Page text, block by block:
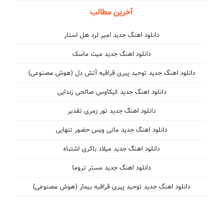
آخرین مطالب
دانلود اهنگ جدید امیر لرد هل استار
دانلود اهنگ جدید میث ماسک
دانلود اهنگ جدید توحید پیری قراقیه آتش دل (هوش مصنوعی)
دانلود اهنگ جدید کیکاوس صالحی زندایی
دانلود اهنگ جدید تور زمری تقدیر
دانلود اهنگ جدید مانی ویس حضور تنهایی
دانلود اهنگ جدید میلاد باکری اشتباه
دانلود اهنگ جدید مستر تروما
دانلود اهنگ جدید توحید پیری قراقیه بیمار (هوش مصنوعی)